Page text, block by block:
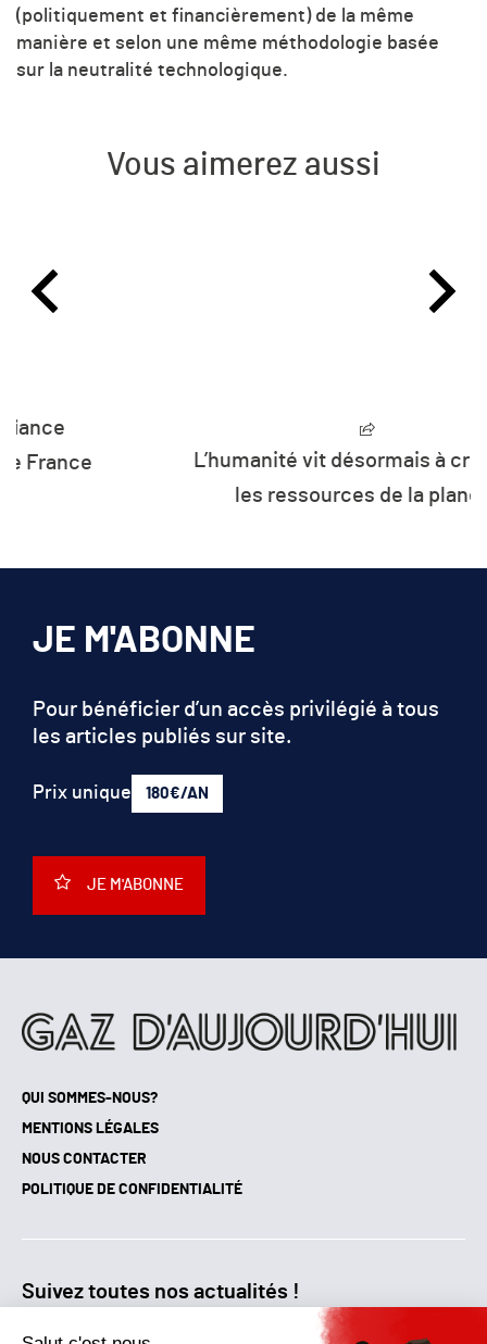
(politiquement et financièrement) de la même
manière et selon une même méthodologie basée
sur la neutralité technologique.
Vous aimerez aussi
L’humanité vit désormais à crédit sur
les ressources de la planète
QUI SOMMES-NOUS?
MENTIONS LÉGALES
NOUS CONTACTER
POLITIQUE DE CONFIDENTIALITÉ
Suivez toutes nos actualités !
JE M'ABONNE
Pour bénéficier d’un accès privilégié à tous
les articles publiés sur site.
Prix unique 180€/AN
JE M'ABONNE